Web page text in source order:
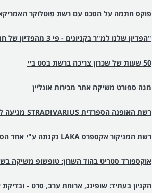
פוקס חתמה על הסכם עם רשת פוטלוקר
"הפדיון שלנו למ"ר בקניונים - פי 3 מהפדיון של חנויות האופנה"
50 שעות של שכרון צריכה ברשת בסט ביי
מגה ספורט משיקה אתר מכירות אונליין
רשת האופנה הספרדית STRADIVARIUS מגיעה לישראל
רשת המניקור אקספרס LAKA נקנתה ע"י אחד הספקים ב-26 מיליון שקל
אוקספורד סטריט בהוד השרון: טופשופ משיקה
הקניון בעתיד: שופינג, ארוחת ערב, סרט -